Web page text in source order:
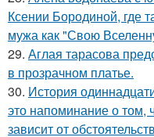
Ксении Бородиной, где
мужа как "Свою
29. Аглая тарасова
в прозрачном платье.
30. История
это напоминание о том,
зависит от